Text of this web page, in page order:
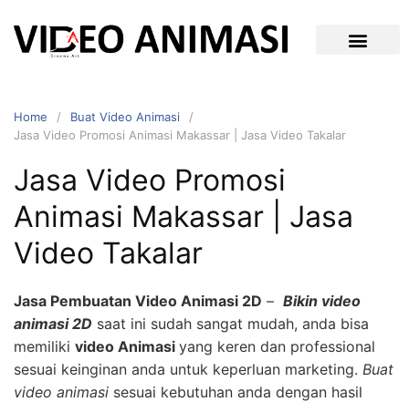
Home
Buat Video Animasi
Jasa Video Promosi Animasi Makassar | Jasa Video Takalar
Jasa Video Promosi
Animasi Makassar | Jasa
Video Takalar
Jasa Pembuatan Video Animasi 2D – Bikin video
animasi 2D saat ini sudah sangat mudah, anda bisa
memiliki video Animasi yang keren dan professional
sesuai keinginan anda untuk keperluan marketing. Buat
video animasi sesuai kebutuhan anda dengan hasil